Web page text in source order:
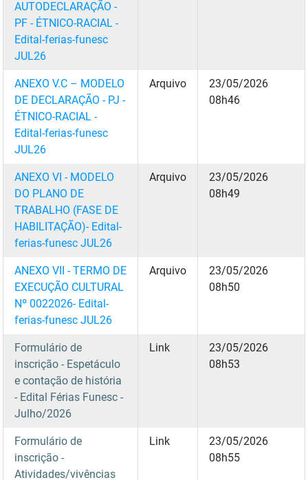
PROCASE
PROCON
Polícia Militar
Polícia Civil
Rádio Tabajara
SUDEMA
SUPLAN
AUTODECLARAÇÃO -
PF - ÉTNICO-RACIAL -
Edital-ferias-funesc
JUL26
ANEXO V.C – MODELO
DE DECLARAÇÃO - PJ -
ÉTNICO-RACIAL -
Edital-ferias-funesc
JUL26
Arquivo
23/05/2026
08h46
ANEXO VI - MODELO
DO PLANO DE
TRABALHO (FASE DE
HABILITAÇÃO)- Edital-
ferias-funesc JUL26
Arquivo
23/05/2026
08h49
ANEXO VII - TERMO DE
EXECUÇÃO CULTURAL
Nº 0022026- Edital-
ferias-funesc JUL26
Arquivo
23/05/2026
08h50
Formulário de
inscrição - Espetáculo
e contação de história
- Edital Férias Funesc -
Julho/2026
Link
23/05/2026
08h53
Formulário de
inscrição -
Atividades/vivências
Link
23/05/2026
08h55